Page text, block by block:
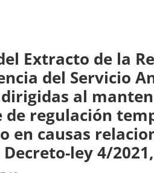
Extracto de la
del Servicio
al
de regulación
en causas
ley 4/